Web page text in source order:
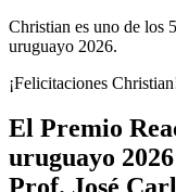
Christian es uno de los
uruguayo 2026.
¡Felicitaciones
El Premio
uruguayo